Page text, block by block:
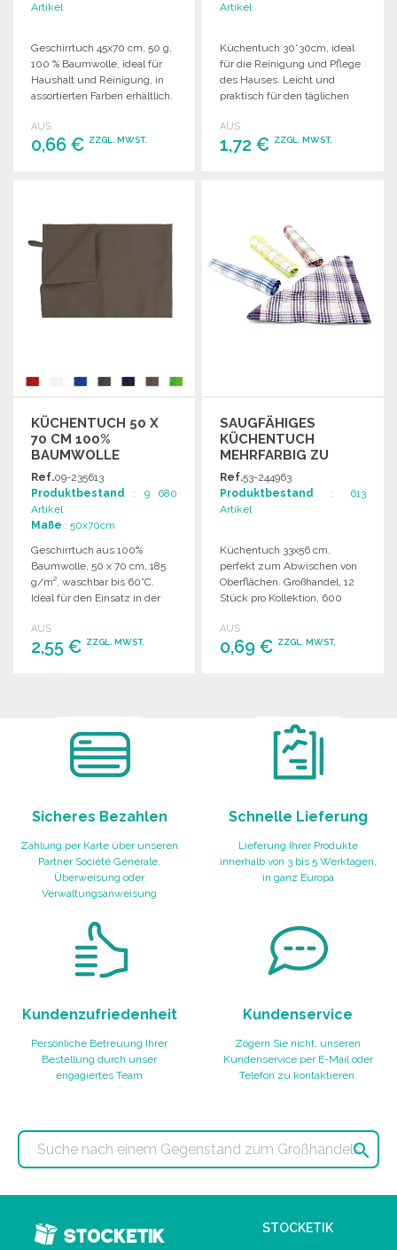
Artikel
Geschirrtuch 45x70 cm, 50 g,
100 % Baumwolle, ideal für
Haushalt und Reinigung, in
assortierten Farben erhältlich.
AUS
0,66 € ZZGL. MWST.
Artikel
Küchentuch 30*30cm, ideal
für die Reinigung und Pflege
des Hauses. Leicht und
praktisch für den täglichen
AUS
1,72 € ZZGL. MWST.
KÜCHENTUCH 50 X
70 CM 100%
BAUMWOLLE
Ref.09-235613
Produktbestand : 9 680
Artikel
Maße : 50x70cm
Geschirrtuch aus 100%
Baumwolle, 50 x 70 cm, 185
g/m², waschbar bis 60°C.
Ideal für den Einsatz in der
AUS
2,55 € ZZGL. MWST.
SAUGFÄHIGES
KÜCHENTUCH
MEHRFARBIG ZU
GROSSHANDELSPREISEN
Ref.53-244963
Produktbestand : 613
Artikel
Küchentuch 33x56 cm,
perfekt zum Abwischen von
Oberflächen. Großhandel, 12
Stück pro Kollektion, 600
AUS
0,69 € ZZGL. MWST.
Sicheres Bezahlen
Zahlung per Karte über unseren
Partner Société Générale,
Überweisung oder
Verwaltungsanweisung
Schnelle Lieferung
Lieferung Ihrer Produkte
innerhalb von 3 bis 5 Werktagen,
in ganz Europa
Kundenzufriedenheit
Persönliche Betreuung Ihrer
Bestellung durch unser
engagiertes Team
Kundenservice
Zögern Sie nicht, unseren
Kundenservice per E-Mail oder
Telefon zu kontaktieren.

STOCKETIK